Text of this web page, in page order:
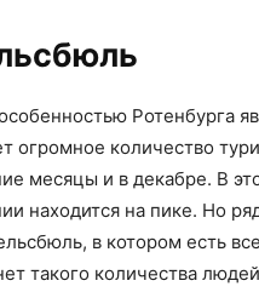
Ротенбурга
огромное количество
месяцы и в декабре. В
находится на пике. Но
в котором есть
такого количества